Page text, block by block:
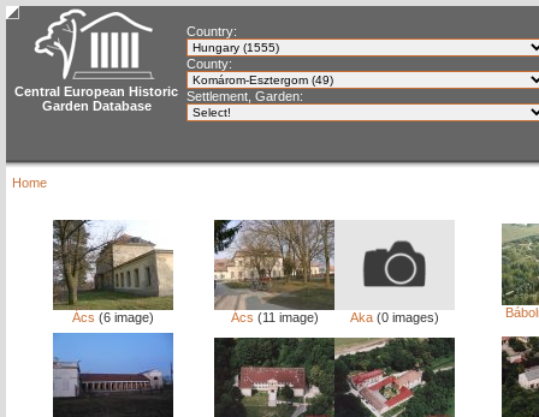
Central European Historic
Garden Database
Country:
County:
Settlement, Garden:
Home
Ács (6 image) Ács (11 image) Aka (0 images)